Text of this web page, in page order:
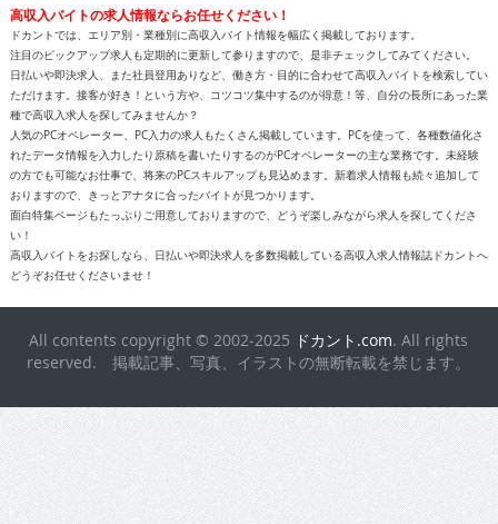
高収入バイトの求人情報ならお任せください！
ドカントでは、エリア別・業種別に高収入バイト情報を幅広く掲載しております。
注目のピックアップ求人も定期的に更新して参りますので、是非チェックしてみてください。
日払いや即決求人、また社員登用ありなど、働き方・目的に合わせて高収入バイトを検索してい
ただけます。接客が好き！という方や、コツコツ集中するのが得意！等、自分の長所にあった業
種で高収入求人を探してみませんか？
人気のPCオペレーター、PC入力の求人もたくさん掲載しています。PCを使って、各種数値化さ
れたデータ情報を入力したり原稿を書いたりするのがPCオペレーターの主な業務です。未経験
の方でも可能なお仕事で、将来のPCスキルアップも見込めます。新着求人情報も続々追加して
おりますので、きっとアナタに合ったバイトが見つかります。
面白特集ページもたっぷりご用意しておりますので、どうぞ楽しみながら求人を探してくださ
い！
高収入バイトをお探しなら、日払いや即決求人を多数掲載している高収入求人情報誌ドカントへ
どうぞお任せくださいませ！
All contents copyright © 2002-2025 ドカント.com. All rights
reserved. 掲載記事、写真、イラストの無断転載を禁じます。